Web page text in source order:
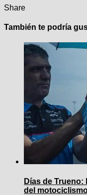
Share
También te podría
Días de
del